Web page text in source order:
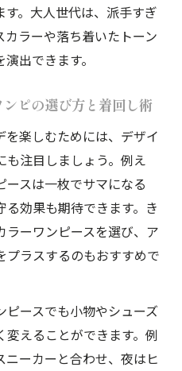
楽しむ個性的コーデの
性的コーデを引き立て
る羽織り使いの夏ワン
る個性的コーデの夏ワ
ワンピース活用術
カバーも叶う夏ワンピ
体型カバーワンピの着
。大人世代は、派手すぎ
ラーや落ち着いたトーン
出できます。
ピの選び方と着回し術
楽しむためには、デザイ
も注目しましょう。例え
スは一枚でサマになる
る効果も期待できます。き
ーワンピースを選び、ア
プラスするのもおすすめで
ースでも小物やシューズ
えることができます。例
ーカーと合わせ、夜はヒ